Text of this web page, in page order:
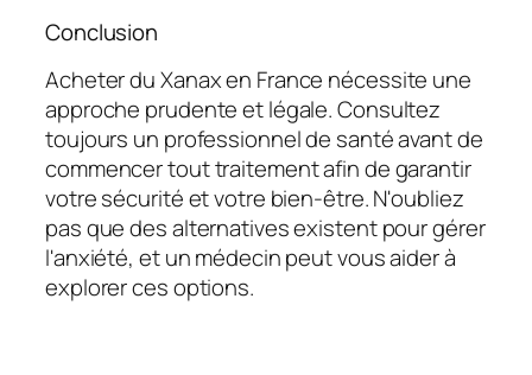
Conclusion
Acheter du Xanax en France nécessite une
approche prudente et légale. Consultez
toujours un professionnel de santé avant de
commencer tout traitement afin de garantir
votre sécurité et votre bien-être. N'oubliez
pas que des alternatives existent pour gérer
l'anxiété, et un médecin peut vous aider à
explorer ces options.